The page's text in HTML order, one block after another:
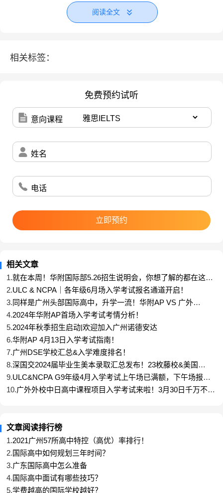
修）课程，5门国内高中基础必修课程、托福及
SAT/ACT（学术能力评估测试）考试备考课程，哲
（含IFY英澳预科项目），毕业生遍布全球15个国家
和地区，学生100%被世界名校录取，93%被美国前
50的综合性大学录取，210人次获得美国藤校+Top10
2、HFI招生的形式是怎么样的？外地学生可以报考
吗？
HFI招生形式继续沿用往年的形式，学生必须参加我
校举办的入学考试（笔试+面试），并在中考出分后
提交学生的中考成绩至招办，我校会将学生的“入学考
试成绩+中考成绩”进行综合评估，择优录取。
HFI对学生的户籍、学籍没有限制。
HFI目前有两个校区：石牌校区和知识城校区。
石牌校区坐落于广州市天河区，占地约150亩，校区
历史悠久，周边公共交通和生活设施便利，校区提供
住宿床位，学生可申请住宿或走读；
阅读全文
相关标签：
免费预约试听
意向课程
姓名
电话
立即预约
相关文章
1.就在本周！华附国际部5.26招生说明会，你想了解的都在这
2.ULC & NCPA｜各年级6月场入学考试报名通道开启！
3.同样是广州头部国际高中，升学一流！华附AP VS 广外
AP&AL，谁更胜一筹？
4.2024年华附AP首场入学考试考情分析！
5.2024年秋季招生启动|欢迎加入广州诺德安达
6.华附AP 4月13日入学考试指南！
7.广州DSE学校汇总&入学难度排名！
8.深国交2024届毕业生美本录取汇总发布！23枚藤校&美国
9.ULC&NCPA G9年级4月入学考试上午场已满额，下午场报名
通道已开放！
10.广外外校中日高中课程项目入学考试来啦！3月30日千万不要
文章阅读排行榜
1.2021广州57所高中特控（高优）率排行！
2.国际高中如何规划三年时间？
3.广东国际高中怎么准备
4.国际高中面试有哪些技巧？
5.学费越高的国际学校越好？